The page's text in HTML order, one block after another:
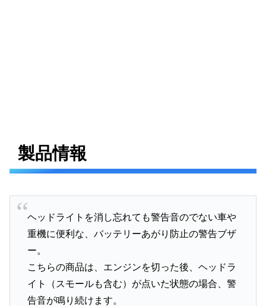
製品情報
ヘッドライトを消し忘れても警告音のでない車や
重機に便利な、バッテリーあがり防止の警告ブザ
ー。
こちらの商品は、エンジンを切った後、ヘッドラ
イト（スモールも含む）が点いた状態の場合、警
告音が鳴り続けます。